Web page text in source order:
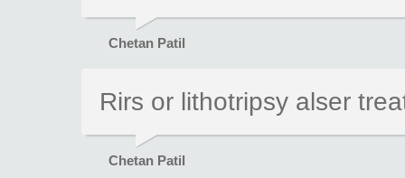
Chetan Patil
Rirs or lithotripsy alser
Chetan Patil